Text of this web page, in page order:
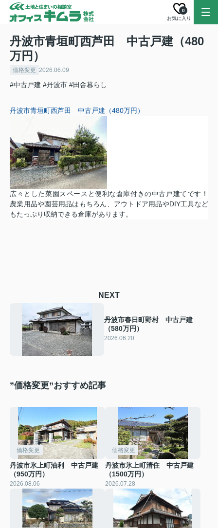
お気に入り
0
丹波市青垣町西芦田 中古戸建（480
万円）
価格変更 2026.06.09
#中古戸建 #丹波市 #田舎暮らし
丹波市青垣町西芦田 中古戸建（480万円）
広々とした菜園スペースと便利な倉庫付きの中古戸建てです！
農業用品や園芸用品はもちろん、アウトドア用品やDIY工具など
もたっぷり収納できる倉庫があります。
NEXT
丹波市春日町野村 中古戸建
（580万円）
2026.06.20
”価格変更”おすすめ記事
価格変更
丹波市氷上町油利 中古戸建
（950万円）
2026.08.06
価格変更
丹波市氷上町清住 中古戸建
（1500万円）
2026.07.28